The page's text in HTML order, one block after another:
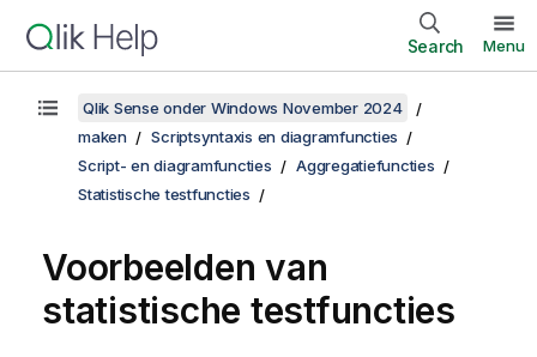
Search Menu
Qlik Sense onder Windows November 2024
maken
Scriptsyntaxis en diagramfuncties
Script- en diagramfuncties
Aggregatiefuncties
Statistische testfuncties
Voorbeelden van
statistische testfuncties